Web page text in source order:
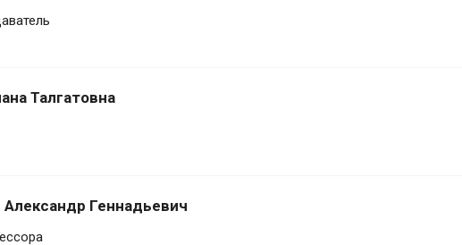
Талгатовна
Геннадьевич